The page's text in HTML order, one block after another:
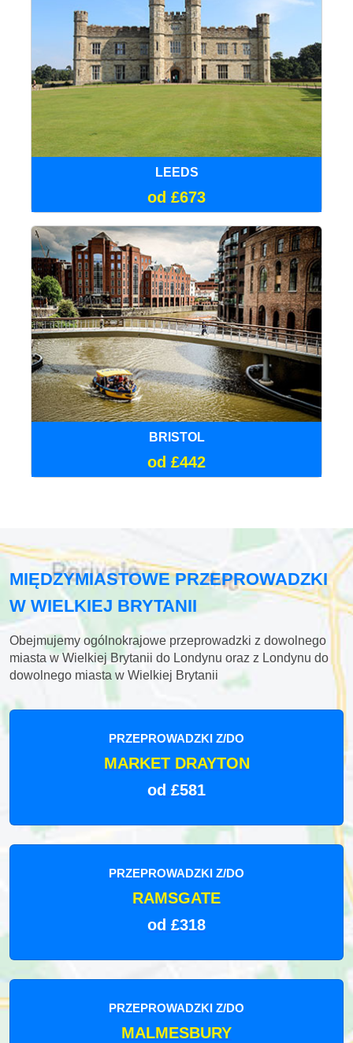
LEEDS
od £673
BRISTOL
od £442
MIĘDZYMIASTOWE PRZEPROWADZKI
W WIELKIEJ BRYTANII
Obejmujemy ogólnokrajowe przeprowadzki z dowolnego
miasta w Wielkiej Brytanii do Londynu oraz z Londynu do
dowolnego miasta w Wielkiej Brytanii
PRZEPROWADZKI Z/DO
MARKET DRAYTON
od £581
PRZEPROWADZKI Z/DO
RAMSGATE
od £318
PRZEPROWADZKI Z/DO
MALMESBURY